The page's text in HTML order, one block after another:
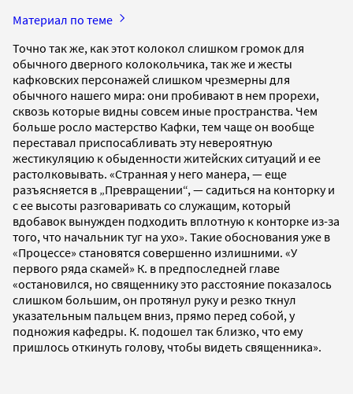
Материал по теме
Точно так же, как этот колокол слишком громок для
обычного дверного колокольчика, так же и жесты
кафковских персонажей слишком чрезмерны для
обычного нашего мира: они пробивают в нем прорехи,
сквозь которые видны совсем иные пространства. Чем
больше росло мастерство Кафки, тем чаще он вообще
переставал приспосабливать эту невероятную
жестикуляцию к обыденности житейских ситуаций и ее
растолковывать. «Странная у него манера, — еще
разъясняется в „Превращении“, — садиться на конторку и
с ее высоты разговаривать со служащим, который
вдобавок вынужден подходить вплотную к конторке из-за
того, что начальник туг на ухо». Такие обоснования уже в
«Процессе» становятся совершенно излишними. «У
первого ряда скамей» К. в предпоследней главе
«остановился, но священнику это расстояние показалось
слишком большим, он протянул руку и резко ткнул
указательным пальцем вниз, прямо перед собой, у
подножия кафедры. К. подошел так близко, что ему
пришлось откинуть голову, чтобы видеть священника».